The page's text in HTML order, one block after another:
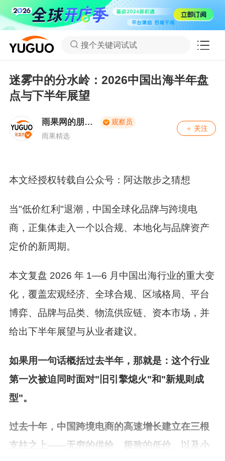
搜个关键词试试
迷雾中的分水岭：2026中国出海半年盘
点与下半年展望
雨果网的朋友
们
观察员
雨果精选
关注
本文经授权转载自公众号：阿达散步之猜想
当"低价红利"退潮，中国全球化品牌与跨境电
商，正集体走入一个以合规、本地化与品牌资产
定价的新周期。
本文复盘 2026 年 1—6 月中国出海行业的重大变
化，覆盖宏观经济、全球合规、区域格局、平台
博弈、品牌与品类、物流供应链、资本市场，并
给出下半年展望与从业者建议。
如果用一句话概括过去半年，那就是： 这个行业
第一次被迫同时面对"旧引擎熄火"和"新规则成
型"。
过去十年，中国跨境电商的高速增长建立在三根
支柱之上—— 无穷的供给、极致的低价、以及小